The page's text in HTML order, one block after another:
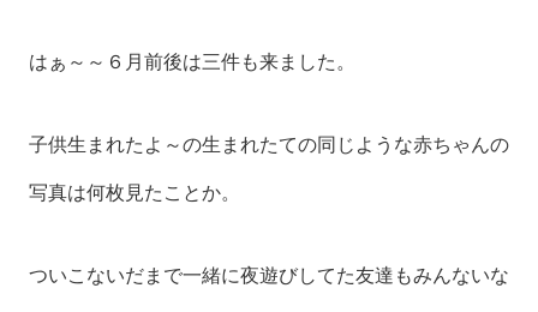
はぁ～～６月前後は三件も来ました。
子供生まれたよ～の生まれたての同じような赤ちゃんの
写真は何枚見たことか。
ついこないだまで一緒に夜遊びしてた友達もみんないな